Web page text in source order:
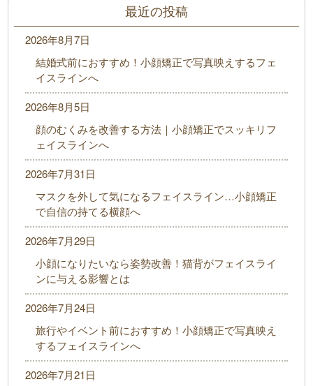
最近の投稿
結婚式前におすすめ！小顔矯正で写真映えするフェ
イスラインへ
2026年8月7日
顔のむくみを改善する方法｜小顔矯正でスッキリフ
ェイスラインへ
2026年8月5日
マスクを外して気になるフェイスライン…小顔矯正
で自信の持てる横顔へ
2026年7月31日
小顔になりたいなら姿勢改善！猫背がフェイスライ
ンに与える影響とは
2026年7月29日
旅行やイベント前におすすめ！小顔矯正で写真映え
するフェイスラインへ
2026年7月24日
2026年7月21日